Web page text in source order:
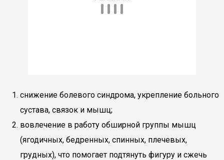
снижение болевого синдрома, укрепление больного
сустава, связок и мышц;
вовлечение в работу обширной группы мышц
(ягодичных, бедренных, спинных, плечевых,
грудных), что помогает подтянуть фигуру и сжечь